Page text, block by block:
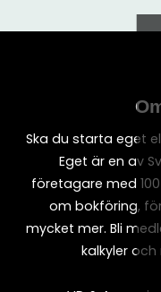
Ska du starta eget
Eget är en av
företagare med
om bokföring,
mycket mer. Bli
kalkyler och